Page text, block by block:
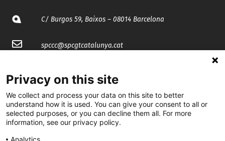
C/ Burgos 59, Baixos – 08014 Barcelona
spccc@spcgtcatalunya.cat
@CGTCatalunya
cgtcatalunya
CGTCatalunya
Privacy on this site
We collect and process your data on this site to better
understand how it is used. You can give your consent to all or
selected purposes, or you can decline them all. For more
information, see our privacy policy.
Analytics